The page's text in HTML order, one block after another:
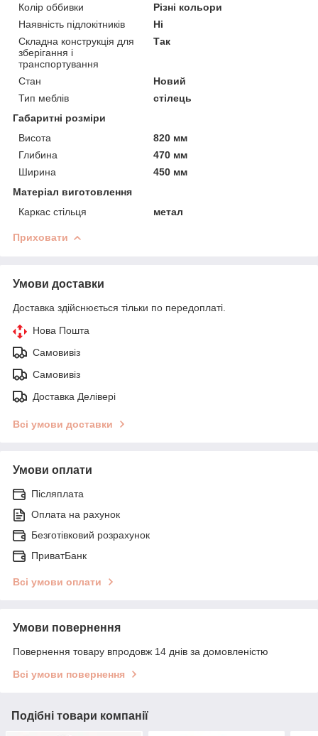
Колір оббивки
Різні кольори
Наявність підлокітників
Ні
Складна конструкція для
зберігання і
транспортування
Так
Стан
Новий
Тип меблів
стілець
Габаритні розміри
Висота
820 мм
Глибина
470 мм
Ширина
450 мм
Матеріал виготовлення
Каркас стільця
метал
Приховати
Умови доставки
Доставка здійснюється тільки по передоплаті.
Нова Пошта
Самовивіз
Самовивіз
Доставка Делівері
Всі умови доставки
Умови оплати
Післяплата
Оплата на рахунок
Безготівковий розрахунок
ПриватБанк
Всі умови оплати
Умови повернення
Повернення товару впродовж 14 днів за домовленістю
Всі умови повернення
Подібні товари компанії